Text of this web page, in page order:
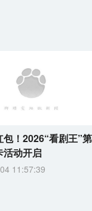
包！2026“看剧王”第
活动开启
11:57:39